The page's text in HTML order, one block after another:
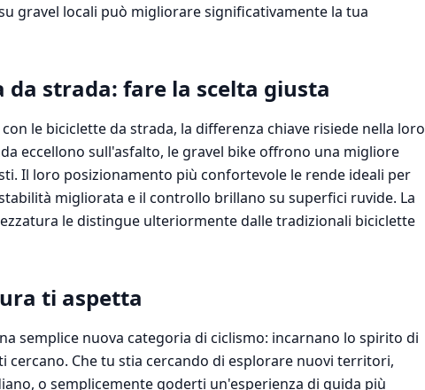
gravel locali può migliorare significativamente la tua
da strada: fare la scelta giusta
le biciclette da strada, la differenza chiave risiede nella loro
eccellono sull'asfalto, le gravel bike offrono una migliore
Il loro posizionamento più confortevole le rende ideali per
migliorata e il controllo brillano su superfici ruvide. La
le distingue ulteriormente dalle tradizionali biciclette
ti aspetta
semplice nuova categoria di ciclismo: incarnano lo spirito di
cercano. Che tu stia cercando di esplorare nuovi territori,
o semplicemente goderti un'esperienza di guida più